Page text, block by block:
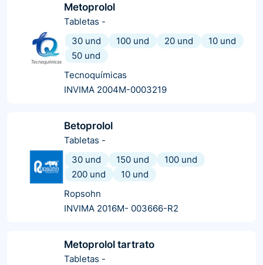
Metoprolol
Tabletas -
30 und
100 und 20 und
10 und
50 und
Tecnoquímicas
INVIMA 2004M-0003219
Betoprolol
Tabletas -
30 und
150 und
100 und
200 und
10 und
Ropsohn
INVIMA 2016M- 003666-R2
Metoprolol tartrato
Tabletas -